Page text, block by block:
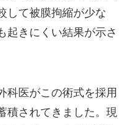
して被膜拘縮が少な
起きにくい結果が示さ
科医がこの術式を採用
積されてきました。現